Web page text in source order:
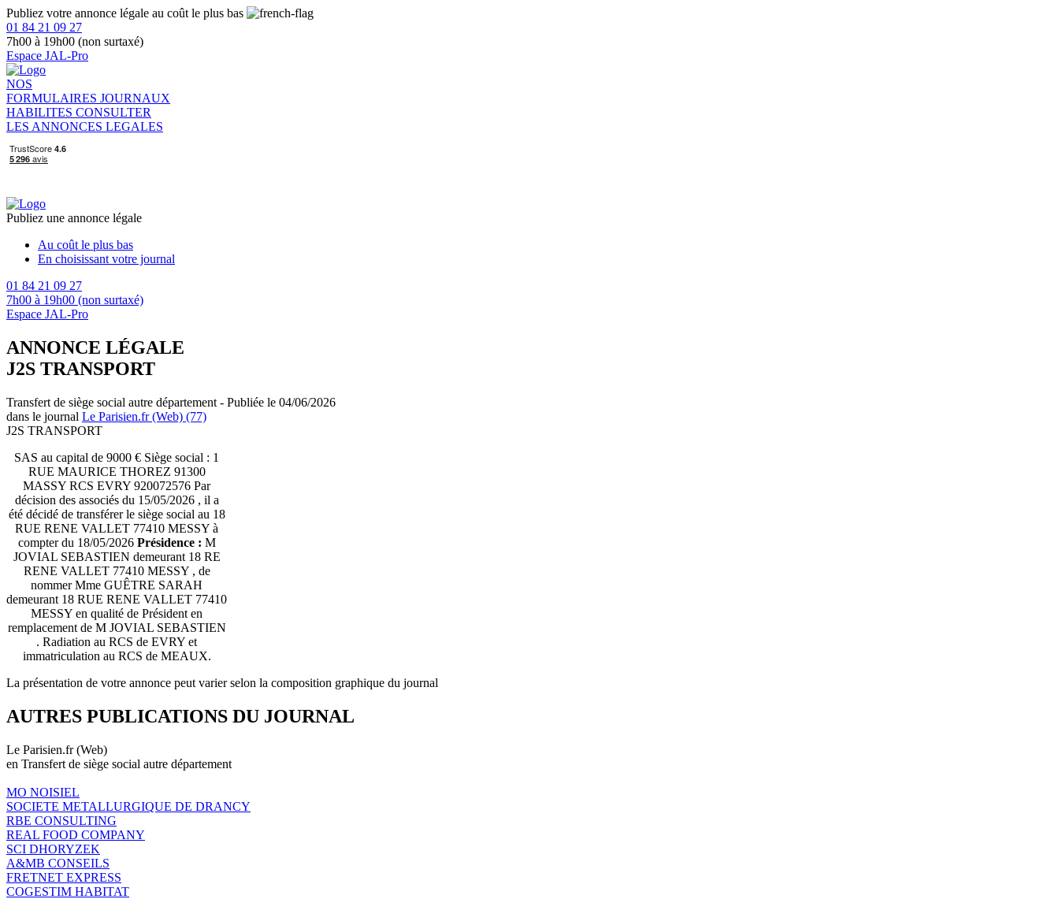
Publiez votre annonce légale au coût le plus bas
01 84 21 09 27
7h00 à 19h00 (non surtaxé)
Espace JAL-Pro
NOS
FORMULAIRES JOURNAUX
HABILITES CONSULTER
LES ANNONCES LEGALES
Publiez une annonce légale
Au coût le plus bas
En choisissant votre journal
01 84 21 09 27
7h00 à 19h00 (non surtaxé)
Espace JAL-Pro
ANNONCE LÉGALE
J2S TRANSPORT
Transfert de siège social autre département - Publiée le 04/06/2026
dans le journal Le Parisien.fr (Web) (77)
J2S TRANSPORT
SAS au capital de 9000 € Siège social : 1
RUE MAURICE THOREZ 91300
MASSY RCS EVRY 920072576 Par
décision des associés du 15/05/2026 , il a
été décidé de transférer le siège social au 18
RUE RENE VALLET 77410 MESSY à
compter du 18/05/2026 Présidence : M
JOVIAL SEBASTIEN demeurant 18 RE
RENE VALLET 77410 MESSY , de
nommer Mme GUÊTRE SARAH
demeurant 18 RUE RENE VALLET 77410
MESSY en qualité de Président en
remplacement de M JOVIAL SEBASTIEN
. Radiation au RCS de EVRY et
immatriculation au RCS de MEAUX.
La présentation de votre annonce peut varier selon la composition graphique du journal
AUTRES PUBLICATIONS DU JOURNAL
Le Parisien.fr (Web)
en Transfert de siège social autre département
MO NOISIEL
SOCIETE METALLURGIQUE DE DRANCY
RBE CONSULTING
REAL FOOD COMPANY
SCI DHORYZEK
A&MB CONSEILS
FRETNET EXPRESS
COGESTIM HABITAT